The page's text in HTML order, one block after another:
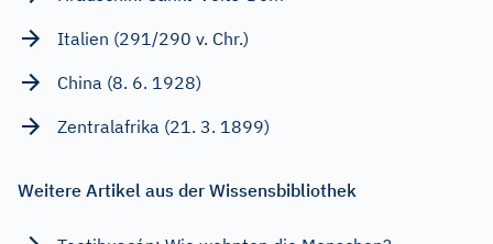
Italien (291/290 v. Chr.)
China (8. 6. 1928)
Zentralafrika (21. 3. 1899)
Weitere Artikel aus der Wissensbibliothek